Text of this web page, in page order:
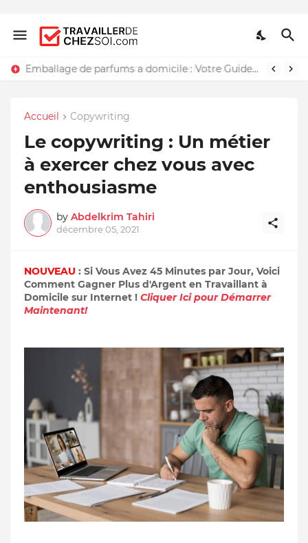
Emballage de parfums a domicile : Votre Guide Détaillé
Accueil Copywriting
Le copywriting : Un métier
à exercer chez vous avec
enthousiasme
by Abdelkrim Tahiri
décembre 05, 2021
NOUVEAU : Si Vous Avez 45 Minutes par Jour, Voici
Comment Gagner Plus d'Argent en Travaillant à
Domicile sur Internet ! Cliquer Ici pour Démarrer
Maintenant!